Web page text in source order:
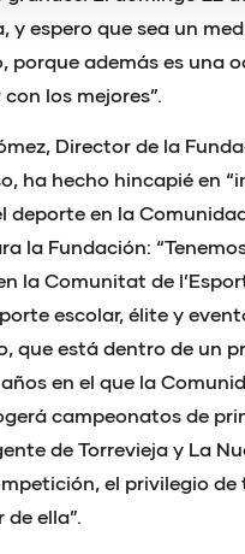
y espero que sea un
porque además es una
los mejores”.
Director de la
ha hecho hincapié en
deporte en la
la Fundación:
la Comunitat de
escolar, élite y
que está dentro de un
en el que la
campeonatos de
de Torrevieja y La
el privilegio de
ella”.